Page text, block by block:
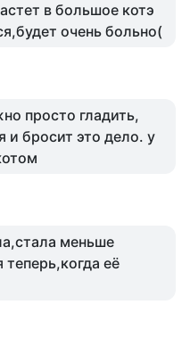
в большое котэ
очень больно(
просто гладить,
и бросит это дело. у
меньше
теперь,когда её